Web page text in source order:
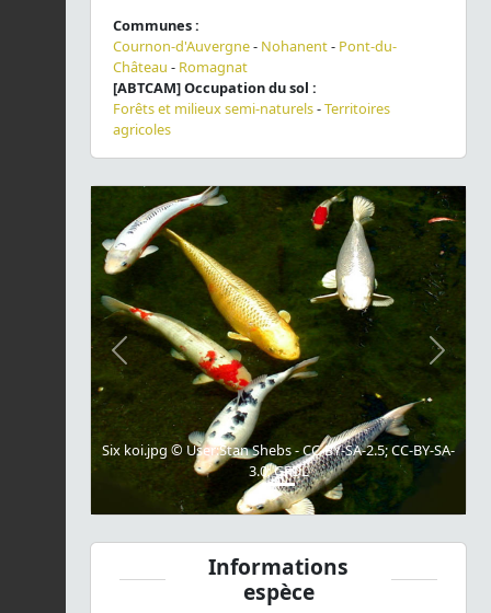
Communes :
Cournon-d'Auvergne- Nohanent- Pont-du-
Château - Romagnat
[ABTCAM] Occupation du sol :
Forêts et milieux semi-naturels-Territoires
agricoles
Six koi.jpg © User:Stan Shebs - CC-BY-SA-2.5; CC-BY-SA-
3.0; GFDL
Previous Next
Informations
espèce